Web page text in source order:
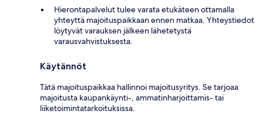
Hierontapalvelut tulee varata etukäteen ottamalla
yhteyttä majoituspaikkaan ennen matkaa. Yhteystiedot
löytyvät varauksen jälkeen lähetetystä
varausvahvistuksesta.
Käytännöt
Tätä majoituspaikkaa hallinnoi majoitusyritys. Se tarjoaa
majoitusta kaupankäynti-, ammatinharjoittamis- tai
liiketoimintatarkoituksissa.